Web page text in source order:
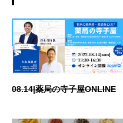
08.14|薬局の寺子屋ONLINE